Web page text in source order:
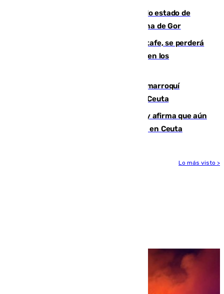
Encuentran un cadáver en avanzado estado de
descomposición en la localidad granadina de Gor
Christantus Uche, delantero del Getafe, se perderá
toda la temporada por varias fracturas en los
Expulsado de España un ciudadano marroquí
condenado por allanar una vivienda en Ceuta
Vivas niega la versión del Gobierno y afirma que aún
quedan entre 8.000 y 11.000 migrantes en Ceuta
Lo más visto >